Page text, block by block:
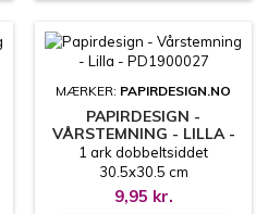
MÆRKER: PAPIRDESIGN.NO
PAPIRDESIGN -
VÅRSTEMNING - LILLA -
PD1900027
1 ark dobbeltsiddet
30.5x30.5 cm
9,95 kr.